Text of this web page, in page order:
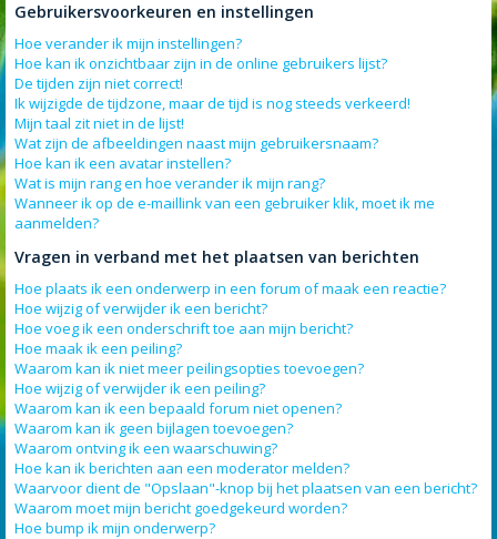
Gebruikersvoorkeuren en instellingen
Hoe verander ik mijn instellingen?
Hoe kan ik onzichtbaar zijn in de online gebruikers lijst?
De tijden zijn niet correct!
Ik wijzigde de tijdzone, maar de tijd is nog steeds verkeerd!
Mijn taal zit niet in de lijst!
Wat zijn de afbeeldingen naast mijn gebruikersnaam?
Hoe kan ik een avatar instellen?
Wat is mijn rang en hoe verander ik mijn rang?
Wanneer ik op de e-maillink van een gebruiker klik, moet ik me
aanmelden?
Vragen in verband met het plaatsen van berichten
Hoe plaats ik een onderwerp in een forum of maak een reactie?
Hoe wijzig of verwijder ik een bericht?
Hoe voeg ik een onderschrift toe aan mijn bericht?
Hoe maak ik een peiling?
Waarom kan ik niet meer peilingsopties toevoegen?
Hoe wijzig of verwijder ik een peiling?
Waarom kan ik een bepaald forum niet openen?
Waarom kan ik geen bijlagen toevoegen?
Waarom ontving ik een waarschuwing?
Hoe kan ik berichten aan een moderator melden?
Waarvoor dient de "Opslaan"-knop bij het plaatsen van een bericht?
Waarom moet mijn bericht goedgekeurd worden?
Hoe bump ik mijn onderwerp?